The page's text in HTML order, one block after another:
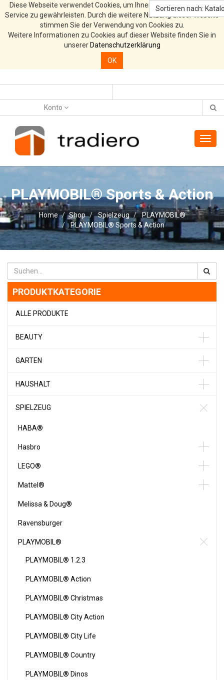
Diese Webseite verwendet Cookies, um Ihnen den bestmöglichen
Service zu gewährleisten. Durch die weitere Nutzung dieser Website
stimmen Sie der Verwendung von Cookies zu.
Weitere Informationen zu Cookies auf dieser Website finden Sie in
unserer Datenschutzerklärung
OK
Konto
PLAYMOBIL® Sports & Action
Home Shop Spielzeug
PLAYMOBIL®
PLAYMOBIL® Sports & Action
Sortieren nach:
PRODUKTKATEGORIE
ALLE PRODUKTE
BEAUTY
GARTEN
HAUSHALT
SPIELZEUG
HABA®
Hasbro
LEGO®
Mattel®
Melissa & Doug®
Ravensburger
PLAYMOBIL®
PLAYMOBIL® 1.2.3
PLAYMOBIL® Action
PLAYMOBIL® Christmas
PLAYMOBIL® City Action
PLAYMOBIL® City Life
PLAYMOBIL® Country
PLAYMOBIL® Dinos